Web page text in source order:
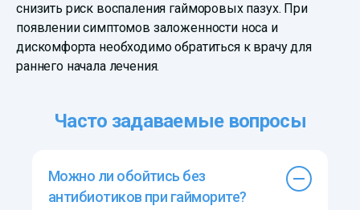
снизить риск воспаления гайморовых пазух. При
появлении симптомов заложенности носа и
дискомфорта необходимо обратиться к врачу для
раннего начала лечения.
Часто задаваемые вопросы
Можно ли обойтись без
антибиотиков при гайморите?